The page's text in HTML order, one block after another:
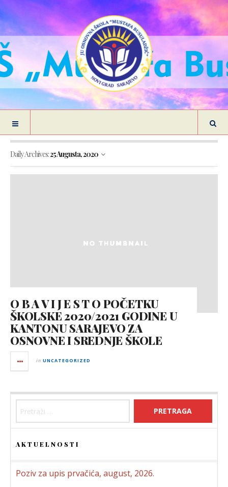
Daily Archives:25 Augusta, 2020
O B A V I J E S T O POČETKU
ŠKOLSKE 2020/2021 GODINE U
KANTONU SARAJEVO ZA
OSNOVNE I SREDNJE ŠKOLE
in UNCATEGORIZED
AKTUELNOSTI
Poziv za upis prvačića, august, 2026.